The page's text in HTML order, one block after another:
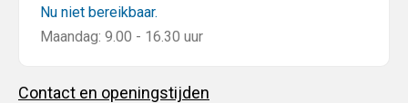
Nu niet bereikbaar.
Maandag: 9.00 - 16.30 uur
Contact en openingstijden